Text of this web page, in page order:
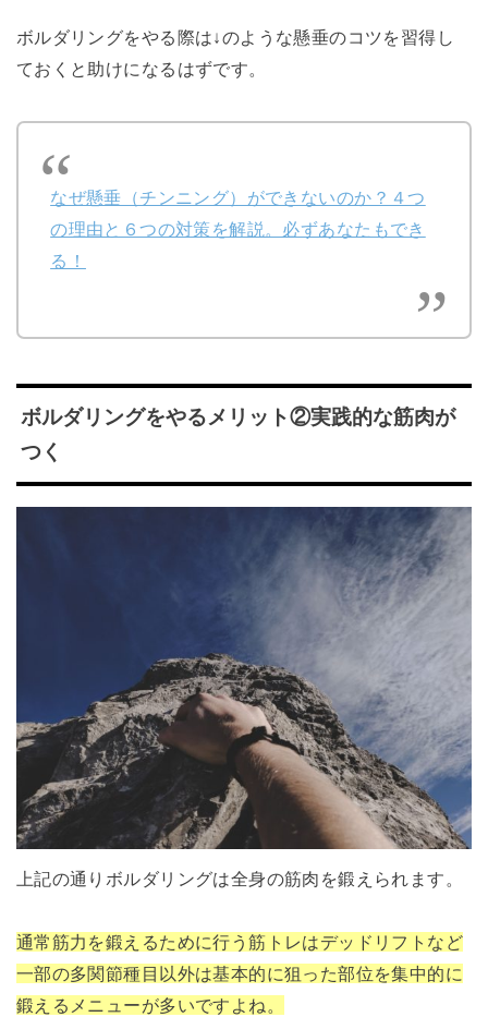
ボルダリングをやる際は↓のような懸垂のコツを習得し
ておくと助けになるはずです。
なぜ懸垂（チンニング）ができないのか？４つ
の理由と６つの対策を解説。必ずあなたもでき
る！
ボルダリングをやるメリット②実践的な筋肉が
つく
上記の通りボルダリングは全身の筋肉を鍛えられます。
通常筋力を鍛えるために行う筋トレはデッドリフトなど
一部の多関節種目以外は基本的に狙った部位を集中的に
鍛えるメニューが多いですよね。